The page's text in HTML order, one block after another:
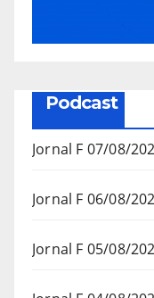
Podcast
Jornal F 07/08/
Jornal F 06/08/
Jornal F 05/08/